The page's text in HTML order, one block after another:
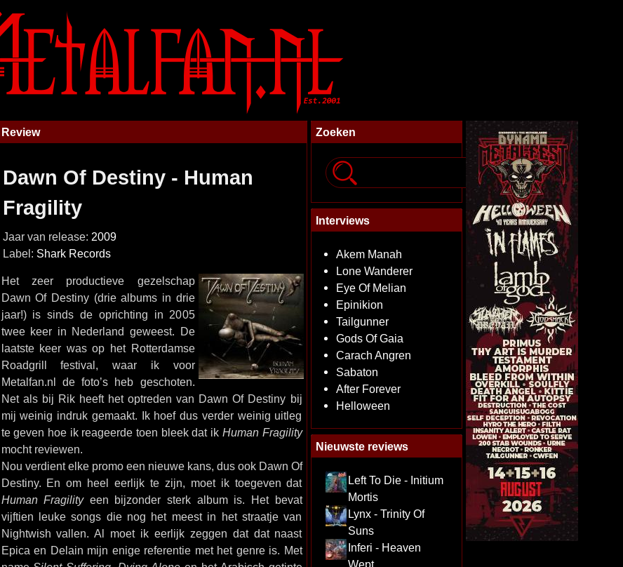
Review
Dawn Of Destiny - Human
Fragility
Jaar van release: 2009
Label: Shark Records
Het zeer productieve gezelschap
Dawn Of Destiny (drie albums in drie
jaar!) is sinds de oprichting in 2005
twee keer in Nederland geweest. De
laatste keer was op het Rotterdamse
Roadgrill festival, waar ik voor
Metalfan.nl de foto’s heb geschoten.
Net als bij Rik heeft het optreden van Dawn Of Destiny bij
mij weinig indruk gemaakt. Ik hoef dus verder weinig uitleg
te geven hoe ik reageerde toen bleek dat ik Human Fragility
mocht reviewen.
Nou verdient elke promo een nieuwe kans, dus ook Dawn Of
Destiny. En om heel eerlijk te zijn, moet ik toegeven dat
Human Fragilityeen bijzonder sterk album is. Het bevat
vijftien leuke songs die nog het meest in het straatje van
Nightwish vallen. Al moet ik eerlijk zeggen dat dat naast
Epica en Delain mijn enige referentie met het genre is. Met
Zoeken
Interviews
Akem Manah
Lone Wanderer
Eye Of Melian
Epinikion
Tailgunner
Gods Of Gaia
Carach Angren
Sabaton
After Forever
Helloween
Nieuwste reviews
Left To Die - Initium
Mortis
Lynx - Trinity Of
Suns
Inferi - Heaven
Wept